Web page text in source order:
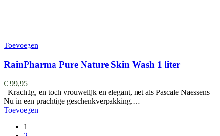
Toevoegen
RainPharma Pure Nature Skin Wash 1 liter
€ 99,95
Krachtig, en toch vrouwelijk en elegant, net als Pascale Naessens
Nu in een prachtige geschenkverpakking.…
Toevoegen
1